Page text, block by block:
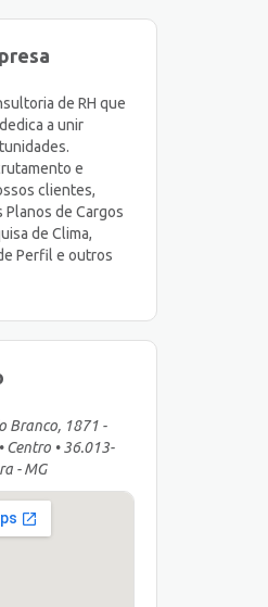
de RH que
a unir
e
clientes,
de Cargos
de Clima,
Perfil e outros
Branco, 1871 -
Centro • 36.013-
- MG